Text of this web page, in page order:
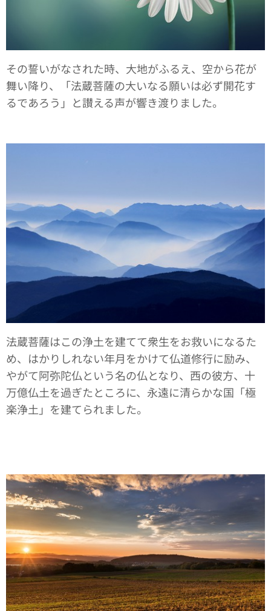
その誓いがなされた時、大地がふるえ、空から花が
舞い降り、「法蔵菩薩の大いなる願いは必ず開花す
るであろう」と讃える声が響き渡りました。
法蔵菩薩はこの浄土を建てて衆生をお救いになるた
め、はかりしれない年月をかけて仏道修行に励み、
やがて阿弥陀仏という名の仏となり、西の彼方、十
万億仏土を過ぎたところに、永遠に清らかな国「極
楽浄土」を建てられました。